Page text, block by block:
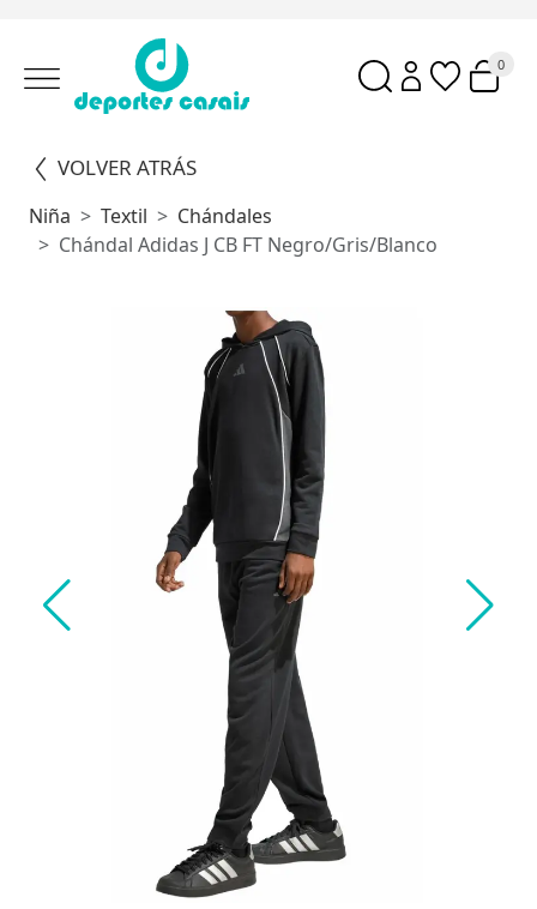
0
VOLVER ATRÁS
Niña Textil
Chándales
Chándal Adidas J CB FT Negro/Gris/Blanco